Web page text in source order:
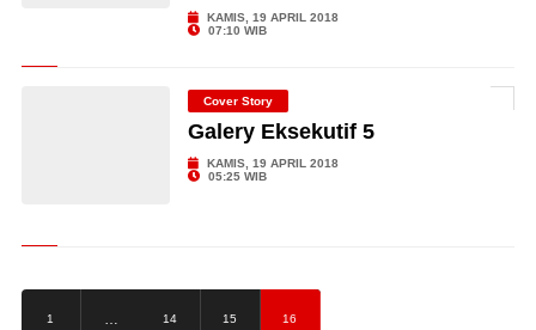
KAMIS, 19 APRIL 2018
07:10 WIB
Cover Story
Galery Eksekutif 5
KAMIS, 19 APRIL 2018
05:25 WIB
1 14 15 16